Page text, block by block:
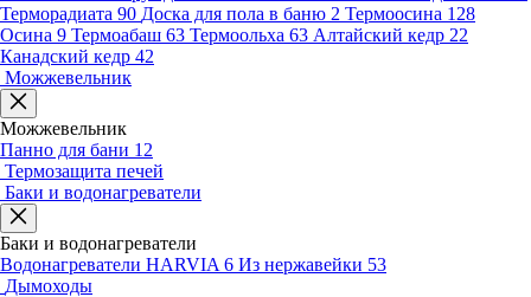
Терморадиата 90 Доска для пола в баню 2 Термоосина 128
Осина 9 Термоабаш 63 Термоольха 63 Алтайский кедр 22
Канадский кедр 42
Можжевельник
Можжевельник
Панно для бани 12
Термозащита печей
Баки и водонагреватели
Баки и водонагреватели
Водонагреватели HARVIA 6 Из нержавейки 53
Дымоходы